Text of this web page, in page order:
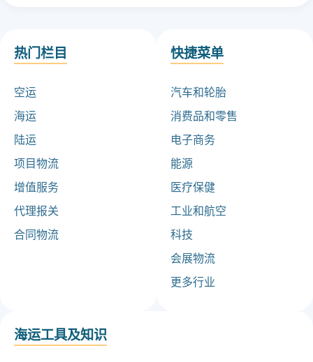
热门栏目
空运
海运
陆运
项目物流
增值服务
代理报关
合同物流
快捷菜单
汽车和轮胎
消费品和零售
电子商务
能源
医疗保健
工业和航空
科技
会展物流
更多行业
海运工具及知识